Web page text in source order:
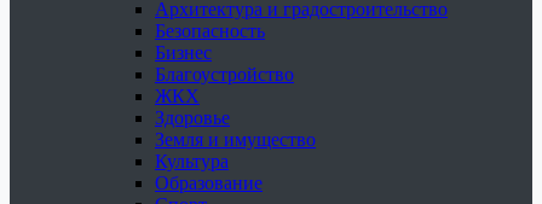
Архитектура и градостроительство
Безопасность
Бизнес
Благоустройство
ЖКХ
Здоровье
Земля и имущество
Культура
Образование